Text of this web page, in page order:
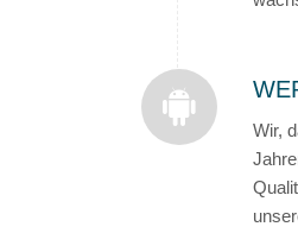
Wir,